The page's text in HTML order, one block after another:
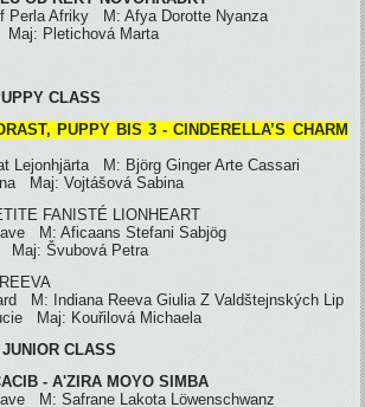
Perla Afriky M: Afya Dorotte Nyanza
Pletichová Marta
CLASS
PUPPY BIS 3 - CINDERELLA’S CHARM
Lejonhjärta M: Björg Ginger Arte Cassari
Maj: Vojtášová Sabina
FANISTÉ LIONHEART
M: Aficaans Stefani Sabjög
Maj: Švubová Petra
M: Indiana Reeva Giulia Z Valdštejnských Lip
Maj: Kouřilová Michaela
CLASS
- A'ZIRA MOYO SIMBA
M: Safrane Lakota Löwenschwanz